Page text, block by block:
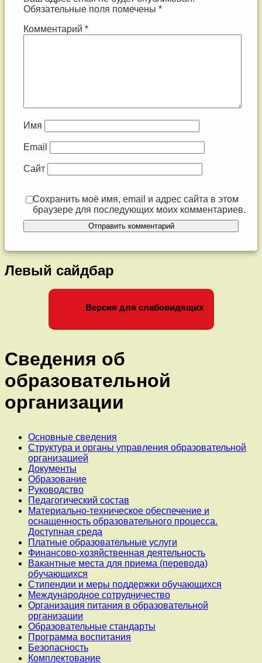
Обязательные поля помечены *
Комментарий *
Имя
Email
Сайт
Сохранить моё имя, email и адрес сайта в этом
браузере для последующих моих комментариев.
Левый сайдбар
Версия для слабовидящих
Сведения об
образовательной
организации
Основные сведения
Структура и органы управления образовательной
организацией
Документы
Образование
Руководство
Педагогический состав
Материально-техническое обеспечение и
оснащенность образовательного процесса.
Доступная среда
Платные образовательные услуги
Финансово-хозяйственная деятельность
Вакантные места для приема (перевода)
обучающихся
Стипендии и меры поддержки обучающихся
Международное сотрудничество
Организация питания в образовательной
организации
Образовательные стандарты
Программа воспитания
Безопасность
Комплектование